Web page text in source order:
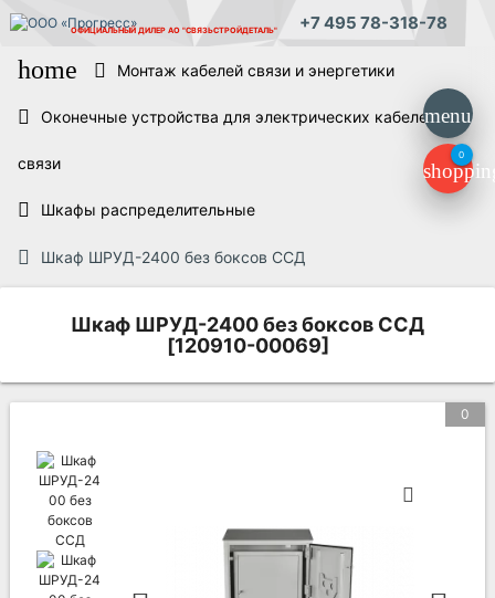
ОФИЦИАЛЬНЫЙ ДИЛЕР АО "СВЯЗЬСТРОЙДЕТАЛЬ" +7 495 78-318-78
menu
0
home Монтаж кабелей связи и энергетики
Оконечные устройства для электрических кабелей
связи
Шкафы распределительные
Шкаф ШРУД-2400 без боксов ССД
Шкаф ШРУД-2400 без боксов ССД
[120910-00069]
0